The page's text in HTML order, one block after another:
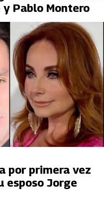
Pablo Montero
por primera vez
esposo Jorge